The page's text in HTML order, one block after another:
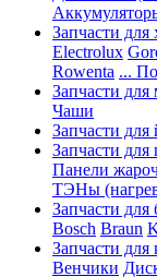
Запчасти для
Electrolux
Rowenta ...
Запчасти для
Чаши
Запчасти для
Запчасти для
Панели
ТЭНы
Запчасти для
Bosch Braun
Запчасти
Венчики